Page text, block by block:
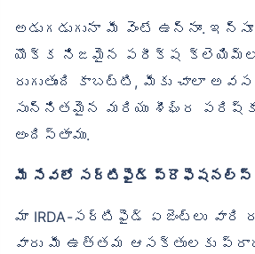
అడుగడుగునా మీ వెంటే ఉన్నాం.
యొక్క నిజమైన పరీక్ష క్లెయిమ్‌ల
రుగుతుంది కాబట్టి, మీకు చాలా
సున్నితమైన మరియు శీఘ్ర
అందిస్తాము.
మీ సేవలో సర్టిఫైడ్ ప్రొఫెషనల్స్
మా IRDA-సర్టిఫైడ్ ఏజెంట్లు వారి
వారు మీ ఉత్తమ ఆసక్తులకు